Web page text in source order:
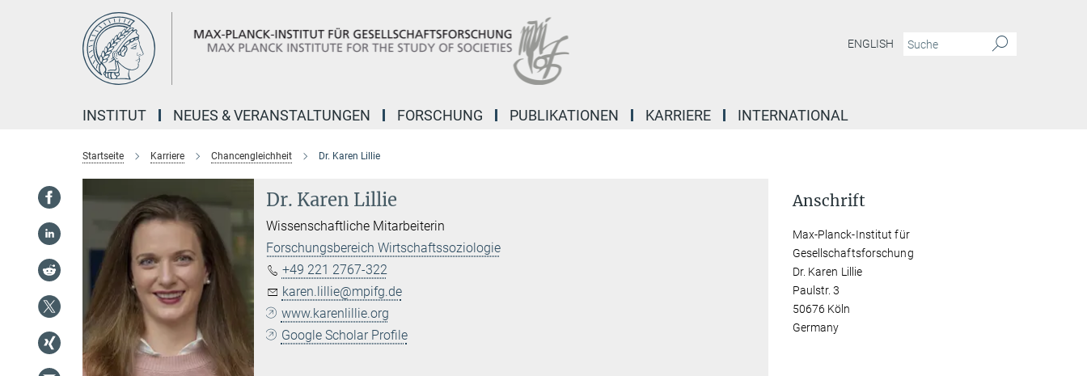
ENGLISH
INSTITUT NEUES & VERANSTALTUNGEN FORSCHUNG PUBLIKATIONEN KARRIERE INTERNATIONAL
Startseite Karriere Chancengleichheit Dr. Karen Lillie
Dr. Karen Lillie
Wissenschaftliche Mitarbeiterin
Forschungsbereich Wirtschaftssoziologie
+49 221 2767-322
karen.lillie@mpifg.de
www.karenlillie.org
Google Scholar Profile
Anschrift
Max-Planck-Institut für
Gesellschaftsforschung
Dr. Karen Lillie
Paulstr. 3
50676 Köln
Germany